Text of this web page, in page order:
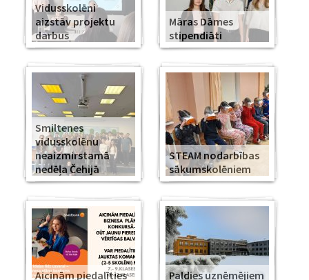
Vidusskolēni
aizstāv projektu
darbus
Māras Dāmes
stipendiāti
Smiltenes
vidusskolēnu
neaizmirstamā
nedēļa Čehijā
STEAM nodarbības
sākumskolēniem
Aicinām piedalīties
Paldies uzņēmējiem